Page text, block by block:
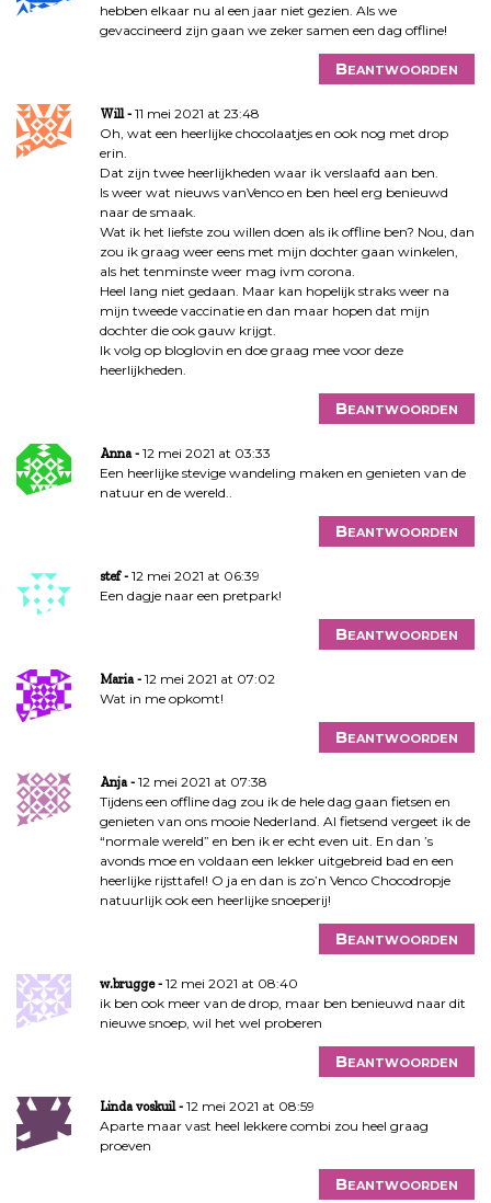
hebben elkaar nu al een jaar niet gezien. Als we
gevaccineerd zijn gaan we zeker samen een dag offline!
Beantwoorden
Will
11 mei 2021 at 23:48
Oh, wat een heerlijke chocolaatjes en ook nog met drop
erin.
Dat zijn twee heerlijkheden waar ik verslaafd aan ben.
Is weer wat nieuws vanVenco en ben heel erg benieuwd
naar de smaak.
Wat ik het liefste zou willen doen als ik offline ben? Nou, dan
zou ik graag weer eens met mijn dochter gaan winkelen,
als het tenminste weer mag ivm corona.
Heel lang niet gedaan. Maar kan hopelijk straks weer na
mijn tweede vaccinatie en dan maar hopen dat mijn
dochter die ook gauw krijgt.
Ik volg op bloglovin en doe graag mee voor deze
heerlijkheden.
Beantwoorden
Anna
12 mei 2021 at 03:33
Een heerlijke stevige wandeling maken en genieten van de
natuur en de wereld..
Beantwoorden
stef
12 mei 2021 at 06:39
Een dagje naar een pretpark!
Beantwoorden
Maria
12 mei 2021 at 07:02
Wat in me opkomt!
Beantwoorden
Anja
12 mei 2021 at 07:38
Tijdens een offline dag zou ik de hele dag gaan fietsen en
genieten van ons mooie Nederland. Al fietsend vergeet ik de
“normale wereld” en ben ik er echt even uit. En dan ’s
avonds moe en voldaan een lekker uitgebreid bad en een
heerlijke rijsttafel! O ja en dan is zo’n Venco Chocodropje
natuurlijk ook een heerlijke snoeperij!
Beantwoorden
w.brugge
12 mei 2021 at 08:40
ik ben ook meer van de drop, maar ben benieuwd naar dit
nieuwe snoep, wil het wel proberen
Beantwoorden
Linda voskuil
12 mei 2021 at 08:59
Aparte maar vast heel lekkere combi zou heel graag
proeven
Beantwoorden